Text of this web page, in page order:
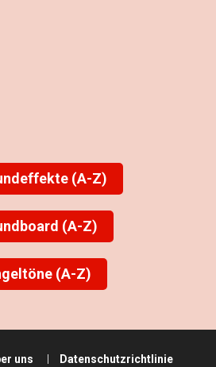
(A-Z)
(A-Z)
(A-Z)
uns Datenschutzrichtlinie